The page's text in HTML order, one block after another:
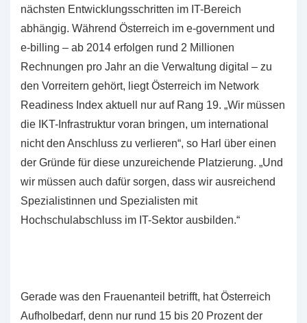
nächsten Entwicklungsschritten im IT-Bereich
abhängig. Während Österreich im e-government und
e-billing – ab 2014 erfolgen rund 2 Millionen
Rechnungen pro Jahr an die Verwaltung digital – zu
den Vorreitern gehört, liegt Österreich im Network
Readiness Index aktuell nur auf Rang 19. „Wir müssen
die IKT-Infrastruktur voran bringen, um international
nicht den Anschluss zu verlieren“, so Harl über einen
der Gründe für diese unzureichende Platzierung. „Und
wir müssen auch dafür sorgen, dass wir ausreichend
Spezialistinnen und Spezialisten mit
Hochschulabschluss im IT-Sektor ausbilden.“
Gerade was den Frauenanteil betrifft, hat Österreich
Aufholbedarf, denn nur rund 15 bis 20 Prozent der